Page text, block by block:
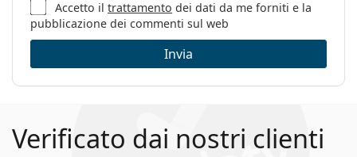
Codice: 2009T J5G 20 49
Accetto iltrattamento dei dati da me forniti e la
pubblicazione dei commenti sul web
Invia
Verificato dai nostri clienti